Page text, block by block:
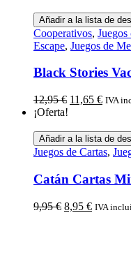
Añadir a la lista de
Cooperativos, Juegos
Escape, Juegos de
Black Stories
12,95€ 11,65 € IVA
¡Oferta!
Añadir a la lista de
Juegos de Cartas,
Catán Cartas
9,95€ 8,95 € IVA